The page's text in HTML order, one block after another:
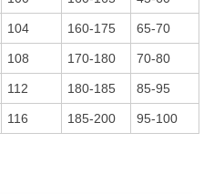
104 160-175 65-70
108 170-180 70-80
112 180-185 85-95
116 185-200 95-100